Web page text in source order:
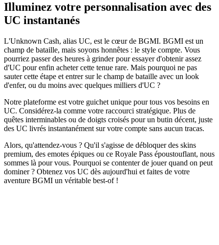
Illuminez votre personnalisation avec des
UC instantanés
L'Unknown Cash, alias UC, est le cœur de BGMI. BGMI est un
champ de bataille, mais soyons honnêtes : le style compte. Vous
pourriez passer des heures à grinder pour essayer d'obtenir assez
d'UC pour enfin acheter cette tenue rare. Mais pourquoi ne pas
sauter cette étape et entrer sur le champ de bataille avec un look
d'enfer, ou du moins avec quelques milliers d'UC ?
Notre plateforme est votre guichet unique pour tous vos besoins en
UC. Considérez-la comme votre raccourci stratégique. Plus de
quêtes interminables ou de doigts croisés pour un butin décent, juste
des UC livrés instantanément sur votre compte sans aucun tracas.
Alors, qu'attendez-vous ? Qu'il s'agisse de débloquer des skins
premium, des emotes épiques ou ce Royale Pass époustouflant, nous
sommes là pour vous. Pourquoi se contenter de jouer quand on peut
dominer ? Obtenez vos UC dès aujourd'hui et faites de votre
aventure BGMI un véritable best-of !